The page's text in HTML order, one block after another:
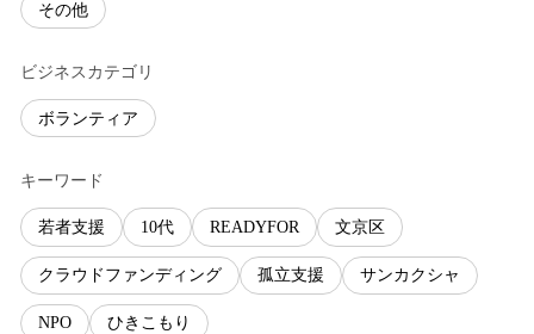
その他
ビジネスカテゴリ
ボランティア
キーワード
若者支援 10代 READYFOR 文京区
クラウドファンディング 孤立支援 サンカクシャ
NPO ひきこもり